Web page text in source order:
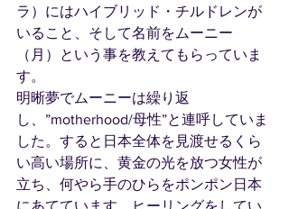
ラ）にはハイブリッド・チルドレンが
いること、そして名前をムーニー
（月）という事を教えてもらっていま
す。
明晰夢でムーニーは繰り返
し、”motherhood/母性”と連呼していま
した。すると日本全体を見渡せるくら
い高い場所に、黄金の光を放つ女性が
立ち、何やら手のひらをポンポン日本
にあてています。ヒーリングをしてい